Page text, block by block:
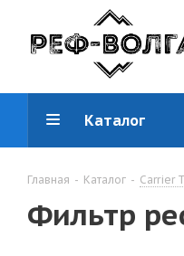
Каталог
Главная - Каталог - Carrier
Фильтр